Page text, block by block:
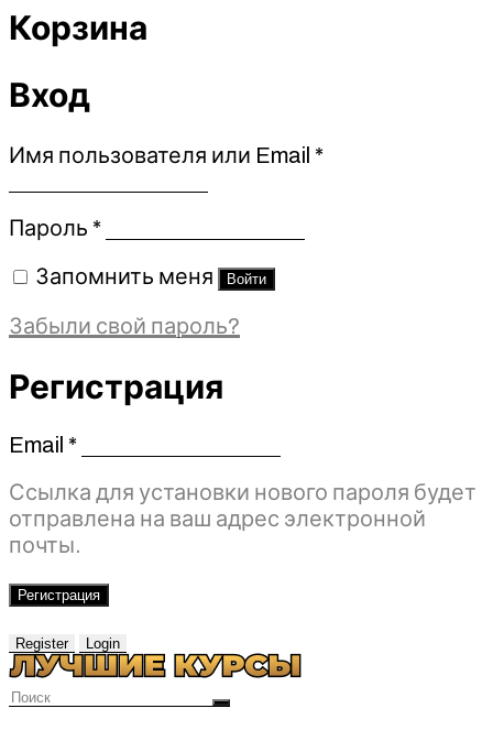
Корзина
Вход
Имя пользователя или Email *Обязательно
Пароль *Обязательно
Запомнить меня Войти
Забыли свой пароль?
Регистрация
Email *Обязательно
Ссылка для установки нового пароля будет
отправлена ​​на ваш адрес электронной
почты.
Регистрация
Register Login